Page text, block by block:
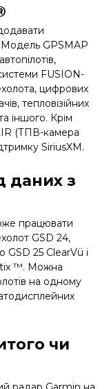
GPSMAP
FUSION-
цифрових
тепловізійних
іншого. Крім
(ТПВ-камера
SiriusXM.
даних з
працювати
GSD 24,
GSD 25 ClearVü і
™. Можна
на одному
чи